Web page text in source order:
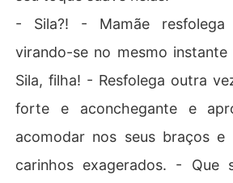
- Sila?! - Mamãe resfolega
virando-se no mesmo
Sila, filha! - Resfolega outra
forte e aconchegante e
acomodar nos seus braços e
carinhos exagerados. - Que